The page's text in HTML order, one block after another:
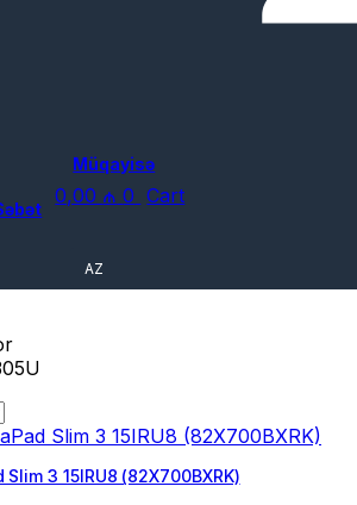
Müqayisə
0,00 ₼ 0 Cart
AZ
3 15IRU8 (82X700BXRK)